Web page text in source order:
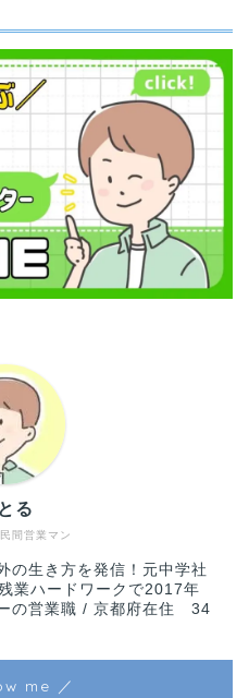
間営業マン
る
の生き方を発信！元中学社
業ハードワークで2017年
の営業職 / 京都府在住 34
me ／